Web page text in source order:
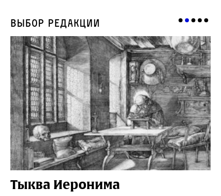
Выбор редакции
Тыква Иеронима